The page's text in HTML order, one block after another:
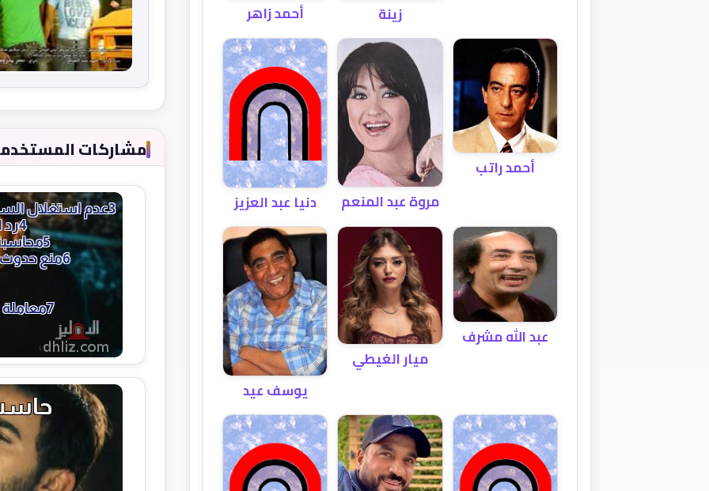
زينة
أحمد زاهر
أحمد راتب
مروة عبد المنعم
دنيا عبد العزيز
عبد الله مشرف
ميار الغيطي
يوسف عيد
مشاركات